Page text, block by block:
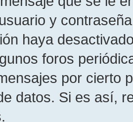
y
haya
foros
por cierto
datos. Si es así,